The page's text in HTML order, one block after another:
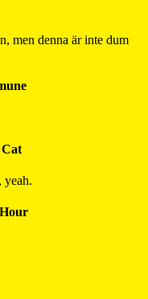
men denna är inte dum
yeah.